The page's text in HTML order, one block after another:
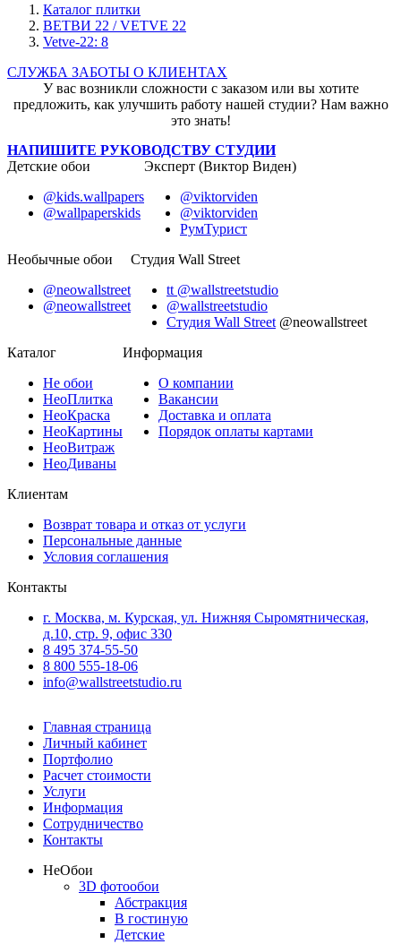
Каталог плитки
ВЕТВИ 22 / VETVE 22
Vetve-22: 8
СЛУЖБА ЗАБОТЫ О КЛИЕНТАХ
У вас возникли сложности с заказом или вы хотите
предложить, как улучшить работу нашей студии? Нам важно
это знать!
НАПИШИТЕ РУКОВОДСТВУ СТУДИИ
Детские обои
@kids.wallpapers
@wallpaperskids
Эксперт (Виктор Виден)
@viktorviden
@viktorviden
РумТурист
Необычные обои
@neowallstreet
@neowallstreet
Студия Wall Street
tt @wallstreetstudio
@wallstreetstudio
Студия Wall Street @neowallstreet
Каталог
Не обои
НеоПлитка
НеоКраска
НеоКартины
НеоВитраж
НеоДиваны
Информация
О компании
Вакансии
Доставка и оплата
Порядок оплаты картами
Клиентам
Возврат товара и отказ от услуги
Персональные данные
Условия соглашения
Контакты
г. Москва, м. Курская, ул. Нижняя Сыромятническая,
д.10, стр. 9, офис 330
8 495 374-55-50
8 800 555-18-06
info@wallstreetstudio.ru
Главная страница
Личный кабинет
Портфолио
Расчет стоимости
Услуги
Информация
Сотрудничество
Контакты
НеОбои
3D фотообои
Абстракция
В гостиную
Детские